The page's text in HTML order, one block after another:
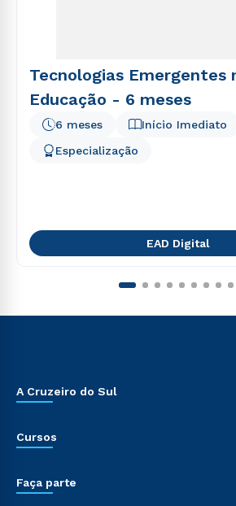
Tecnologias Emergentes
Educação - 6 meses
Início Imediato
6 meses
Especialização
EAD Digital
A Cruzeiro do Sul
Cursos
Faça parte